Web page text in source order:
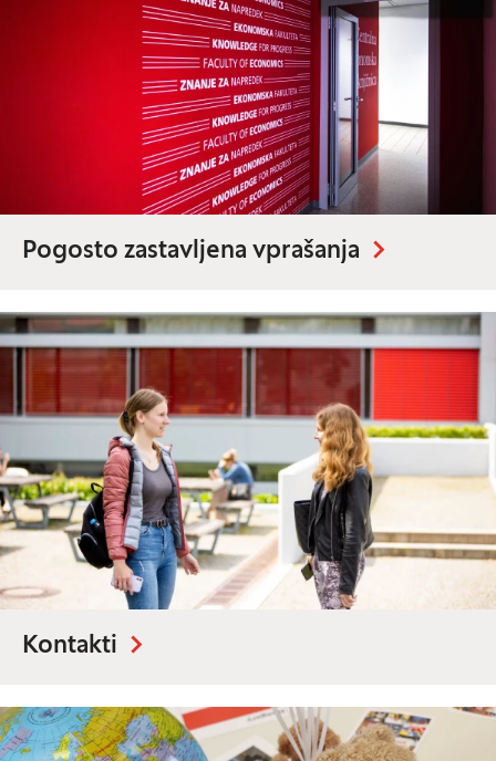
Pogosto zastavljena vprašanja
Kontakti